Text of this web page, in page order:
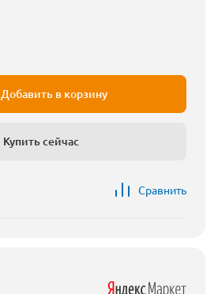
Добавить в корзину
Купить сейчас
Сравнить